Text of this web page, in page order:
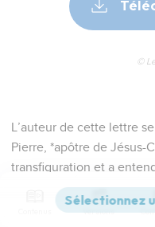
©
L’auteur de cette lettre
Pierre, *apôtre de Jésus-
transfiguration et a
(1.16-18). Il rappelle
Pierre, mourrait martyr
Versions